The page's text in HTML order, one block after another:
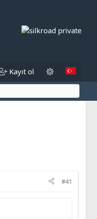
Kayıt ol
#41